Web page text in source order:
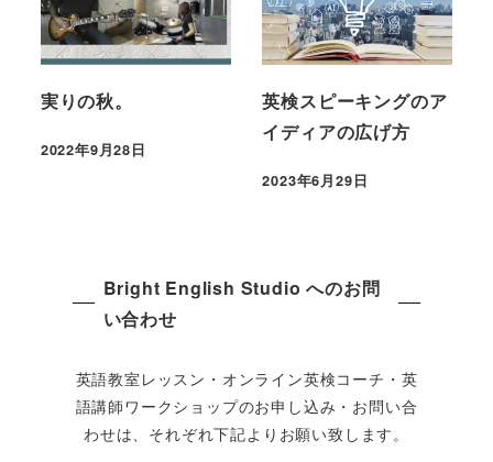
実りの秋。
2022年9月28日
英検スピーキングのア
イディアの広げ方
2023年6月29日
Bright English Studio へのお問
い合わせ
英語教室レッスン・オンライン英検コーチ・英
語講師ワークショップのお申し込み・お問い合
わせは、それぞれ下記よりお願い致します。